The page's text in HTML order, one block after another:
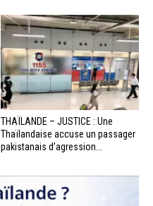
THAÏLANDE – JUSTICE : Une
Thaïlandaise accuse un passager
pakistanais d’agression...